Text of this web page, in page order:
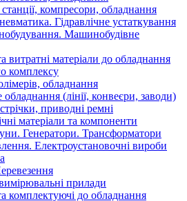
компресори, обладнання
Гідравлічне устаткування
Машинобудівне
витратні матеріали до обладнання
комплексу
обладнання
обладнання (лінії, конвеєри, заводи)
приводні ремні
матеріали та компоненти
Генератори. Трансформатори
Електроустановочні вироби
прилади
комплектуючі до обладнання